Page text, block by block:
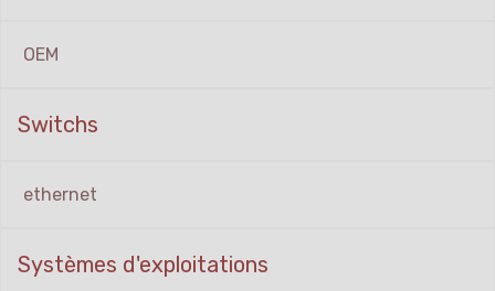
OEM
Switchs
ethernet
Systèmes d'exploitations